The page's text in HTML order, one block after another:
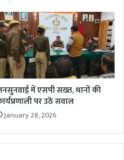
में एसपी सख़्त, थानों की
पर उठे सवाल
January 28, 2026